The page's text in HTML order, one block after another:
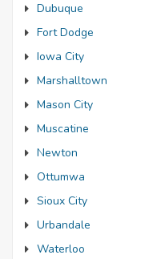
Dubuque
Fort Dodge
Iowa City
Marshalltown
Mason City
Muscatine
Newton
Ottumwa
Sioux City
Urbandale
Waterloo